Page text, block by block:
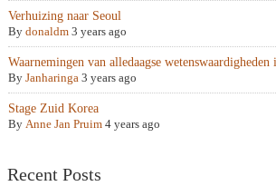
Verhuizing naar Seoul
By donaldm 3 years ago
Waarnemingen van alledaagse wetenswaardigheden
By Janharinga 3 years ago
Stage Zuid Korea
By Anne Jan Pruim 4 years ago
Recent Posts